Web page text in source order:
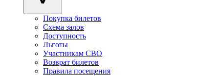
Покупка билетов
Схема залов
Доступность
Льготы
Участникам СВО
Возврат билетов
Правила посещения